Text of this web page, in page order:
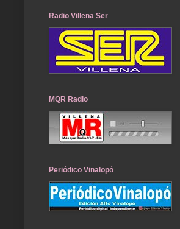
Radio Villena Ser
MQR Radio
Periódico Vinalopó